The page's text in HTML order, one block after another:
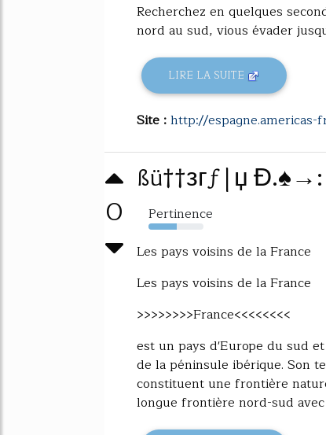
Recherchez en quelques
nord au sud, vious évader
LIRE LA SUITE
Site :http://espagne.americas-
0
ßü††згƒ|џ Đ.♠→:
Pertinence
52%
Les pays voisins de la France
Les pays voisins de la France
>>>>>>>>France<<<<<<<<
est un pays d'Europe du sud
de la péninsule ibérique. Son
constituent une frontière
longue frontière nord-sud